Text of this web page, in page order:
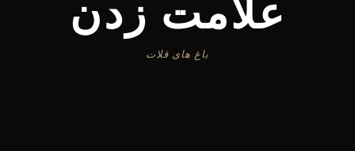
علامت زدن
باغ های قلات